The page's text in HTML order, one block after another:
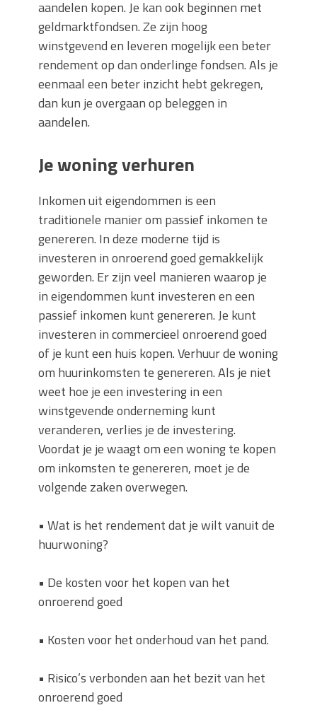
aandelen kopen. Je kan ook beginnen met
geldmarktfondsen. Ze zijn hoog
winstgevend en leveren mogelijk een beter
rendement op dan onderlinge fondsen. Als je
eenmaal een beter inzicht hebt gekregen,
dan kun je overgaan op beleggen in
aandelen.
Je woning verhuren
Inkomen uit eigendommen is een
traditionele manier om passief inkomen te
genereren. In deze moderne tijd is
investeren in onroerend goed gemakkelijk
geworden. Er zijn veel manieren waarop je
in eigendommen kunt investeren en een
passief inkomen kunt genereren. Je kunt
investeren in commercieel onroerend goed
of je kunt een huis kopen. Verhuur de woning
om huurinkomsten te genereren. Als je niet
weet hoe je een investering in een
winstgevende onderneming kunt
veranderen, verlies je de investering.
Voordat je je waagt om een ​​woning te kopen
om inkomsten te genereren, moet je de
volgende zaken overwegen.
• Wat is het rendement dat je wilt vanuit de
huurwoning?
• De kosten voor het kopen van het
onroerend goed
• Kosten voor het onderhoud van het pand.
• Risico’s verbonden aan het bezit van het
onroerend goed